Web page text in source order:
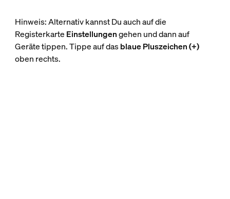
Hinweis: Alternativ kannst Du auch auf die
Registerkarte Einstellungengehen und dann auf
Geräte tippen. Tippe auf dasblaue Pluszeichen (+)
oben rechts.